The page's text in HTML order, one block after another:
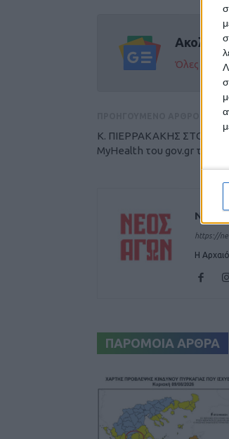
Όλες οι
Κ. ΠΙΕΡΡΑΚΑΚΗΣ ΣΤΟ
MyHealth του gov.gr το
ΝΕΟΣ
https://
Η
ΠΑΡΟΜΟΙΑ ΑΡΘΡΑ